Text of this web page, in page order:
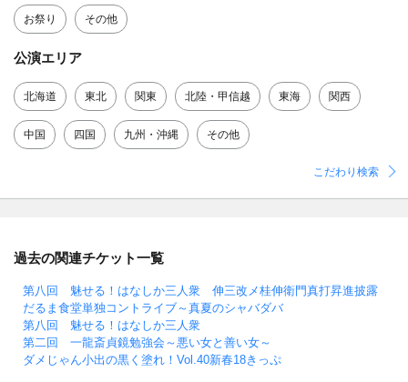
お祭り その他
公演エリア
北海道 東北 関東 北陸・甲信越 東海 関西
中国 四国 九州・沖縄 その他
こだわり検索
過去の関連チケット一覧
第八回 魅せる！はなしか三人衆 伸三改メ桂伸衛門真打昇進披露
だるま食堂単独コントライブ～真夏のシャバダバ
第八回 魅せる！はなしか三人衆
第二回 一龍斎貞鏡勉強会～悪い女と善い女～
ダメじゃん小出の黒く塗れ！Vol.40新春18きっぷ